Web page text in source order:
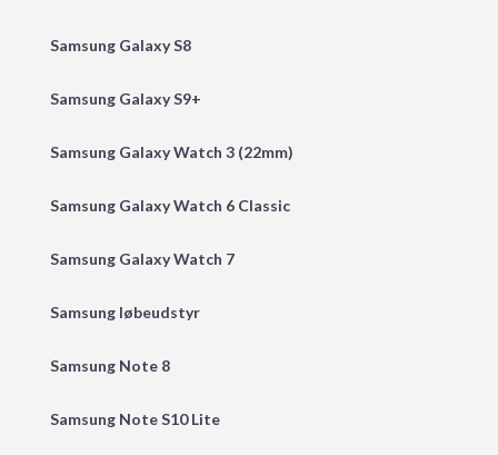
Samsung Galaxy S8
Samsung Galaxy S9+
Samsung Galaxy Watch 3 (22mm)
Samsung Galaxy Watch 6 Classic
Samsung Galaxy Watch 7
Samsung løbeudstyr
Samsung Note 8
Samsung Note S10 Lite